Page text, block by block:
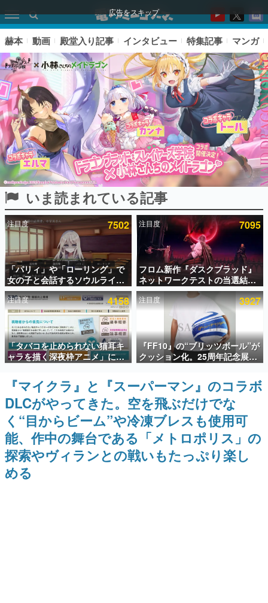
広告をスキップ
ピックアップ
電ファミのいま読まれている記事ランキング
アプリセール情報
インタビュー
連載・特集一覧
殿堂入り記事
SNS拡散数が数千以上！ ページビュー数万以上！ などな
ど。多くの人々に読まれた、電ファミ渾身の“殿堂入り”記
事をまとめました。
ゲームの企画書
名作ゲームクリエイターの方々に製作時のエピソードをお
聞きし、ヒットする企画（ゲーム）とは何か？を探ってい
きます。
赫本
この物語を解いてはいけない。『赫本』は、〈試験問題〉
の形をした短編ホラー小説集です。
赫本 動画 殿堂入り記事 インタビュー 特集記事 マンガ
いま読まれている記事
注目度 7502
「パリィ」や「ローリング」で
女の子と会話するソウルライク
恋愛ゲーム『小早川さんはソウ
ルライク』無料公開。返事に失
敗すると「YOU DIED」
注目度 7095
フロム新作『ダスクブラッド』
ネットワークテストの当選結果
が8月7日22時に発表。応募サイ
トのマイページから確認可能、
テスト実施は8月21日～24日
注目度 4158
「タバコを止められない猫耳キ
ャラを描く深夜枠アニメ」に視
聴者の一部から批判意見。違法
薬物の使用と思しき描写も含め
て、BPOが議論を交わす
注目度 3927
『FF10』の“ブリッツボール”が
クッション化。25周年記念展
「FINAL FANTASY X
ズ情報が一部公開
『マイクラ』と『スーパーマン』のコラボ
DLCがやってきた。空を飛ぶだけでな
く“目からビーム”や冷凍ブレスも使用可
能、作中の舞台である「メトロポリス」の
探索やヴィランとの戦いもたっぷり楽し
める